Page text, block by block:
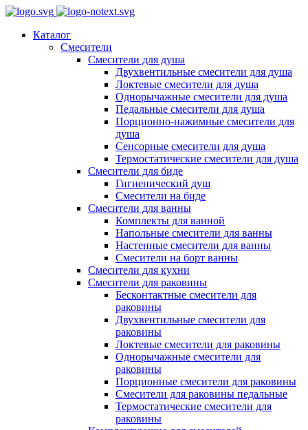
Каталог
Смесители
Смесители для душа
Двухвентильные смесители для душа
Локтевые смесители для душа
Однорычажные смесители для душа
Педальные смесители для душа
Порционно-нажимные смесители для
душа
Сенсорные смесители для душа
Термостатические смесители для душа
Смесители для биде
Гигиенический душ
Смесители на биде
Смесители для ванны
Комплекты для ванной
Напольные смесители для ванны
Настенные смесители для ванны
Смесители на борт ванны
Смесители для кухни
Смесители для раковины
Бесконтактные смесители для
раковины
Двухвентильные смесители для
раковины
Локтевые смесители для раковины
Однорычажные смесители для
раковины
Порционные смесители для раковины
Смесители для раковины педальные
Термостатические смесители для
раковины